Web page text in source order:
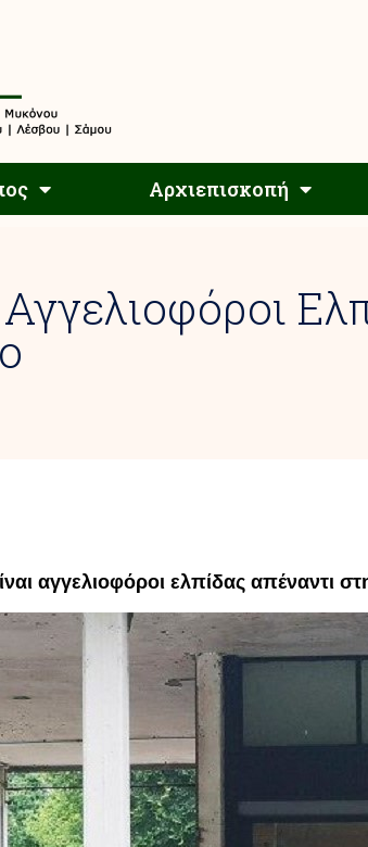
Αρχιεπισκοπή
αγγελιοφόροι ελπίδας απέναντι